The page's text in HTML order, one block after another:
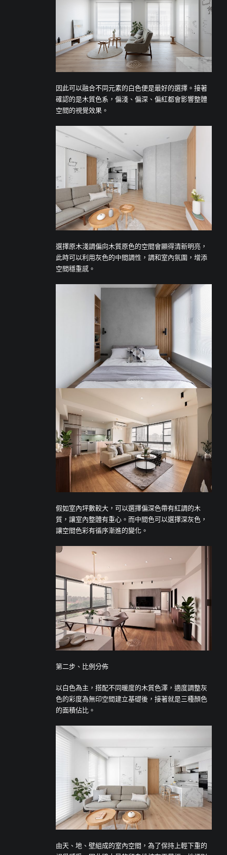
因此可以融合不同元素的白色便是最好的選擇。接著
確認的是木質色系，偏淺、偏深、偏紅都會影響整體
空間的視覺效果。
選擇原木淺調偏向木質原色的空間會顯得清新明亮，
此時可以利用灰色的中間調性，調和室內氛圍，增添
空間穩重感。
假如室內坪數較大，可以選擇偏深色帶有紅調的木
質，讓室內整體有重心。而中間色可以選擇深灰色，
讓空間色彩有循序漸進的變化。
第二步、比例分佈
以白色為主，搭配不同暖度的木質色澤，適度調整灰
色的彩度為無印空間建立基礎後，接著就是三種顏色
的面積佔比。
由天、地、壁組成的室內空間，為了保持上輕下重的